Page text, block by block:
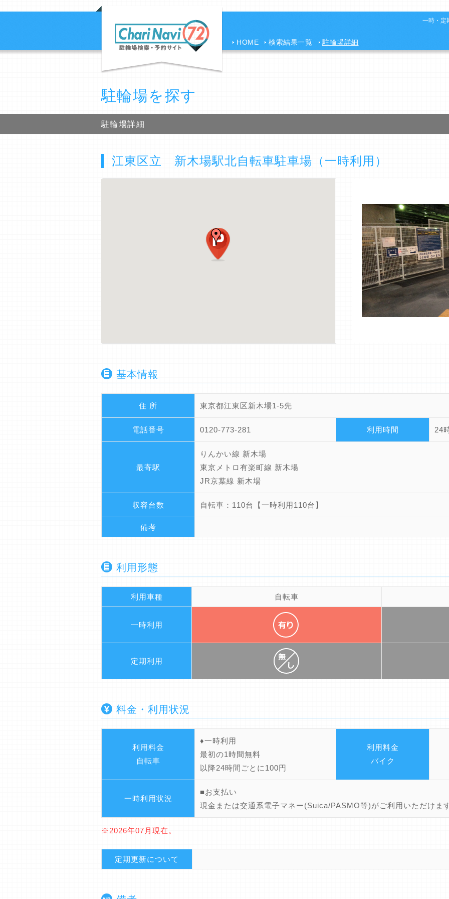
一時・定
HOME 検索結果一覧 駐輪場詳細
駐輪場を探す
駐輪場詳細
江東区立 新木場駅北自転車駐車場（一時利用）
基本情報
住 所 東京都江東区新木場1-5先
電話番号 0120-773-281 利用時間 24
最寄駅
りんかい線 新木場
東京メトロ有楽町線 新木場
JR京葉線 新木場
収容台数 自転車：110台【一時利用110台】
備考
利用形態
利用車種 自転車
一時利用
定期利用
料金・利用状況
利用料金
自転車
♦一時利用
最初の1時間無料
以降24時間ごとに100円
利用料金
バイク
一時利用状況
■お支払い
現金または交通系電子マネー(Suica/PASMO等)がご利用いただけま
※2026年07月現在。
定期更新について